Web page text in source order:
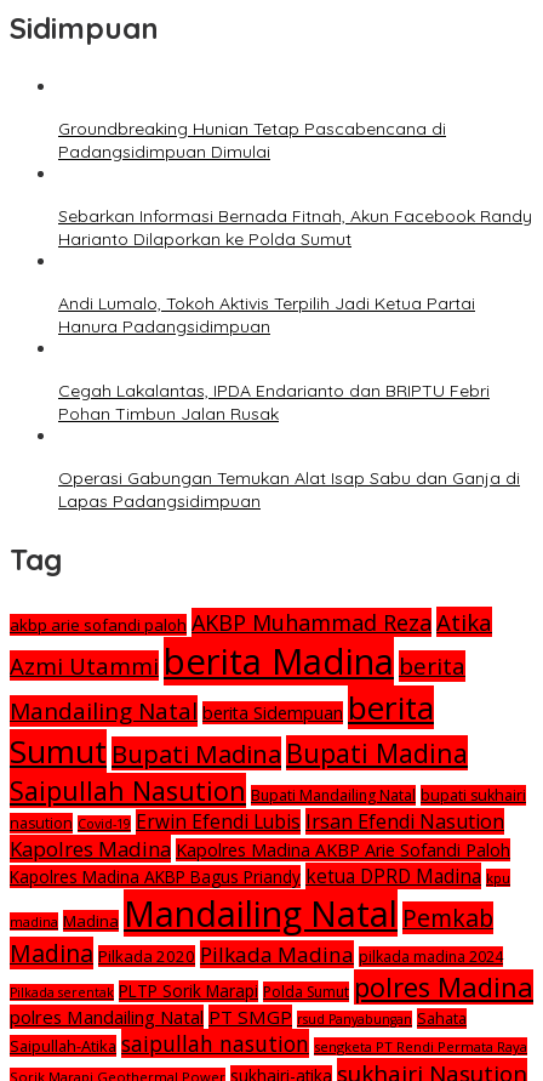
Sidimpuan
Groundbreaking Hunian Tetap Pascabencana di
Padangsidimpuan Dimulai
Sebarkan Informasi Bernada Fitnah, Akun Facebook Randy
Harianto Dilaporkan ke Polda Sumut
Andi Lumalo, Tokoh Aktivis Terpilih Jadi Ketua Partai
Hanura Padangsidimpuan
Cegah Lakalantas, IPDA Endarianto dan BRIPTU Febri
Pohan Timbun Jalan Rusak
Operasi Gabungan Temukan Alat Isap Sabu dan Ganja di
Lapas Padangsidimpuan
Tag
akbp arie sofandi paloh AKBP Muhammad Reza Atika
Azmi Utammi berita Madina berita
Mandailing Natal berita Sidempuan berita
Sumut Bupati Madina Bupati Madina
Saipullah Nasution Bupati Mandailing Natal bupati sukhairi
nasution Covid-19 Erwin Efendi Lubis Irsan Efendi Nasution
Kapolres Madina Kapolres Madina AKBP Arie Sofandi Paloh
Kapolres Madina AKBP Bagus Priandy ketua DPRD Madina kpu
madina Madina Mandailing Natal Pemkab
Madina Pilkada 2020 Pilkada Madina pilkada madina 2024
Pilkada serentak PLTP Sorik Marapi Polda Sumut polres Madina
polres Mandailing Natal PT SMGP rsud Panyabungan Sahata
Saipullah-Atika saipullah nasution sengketa PT Rendi Permata Raya
Sorik Marapi Geothermal Power sukhairi-atika sukhairi Nasution